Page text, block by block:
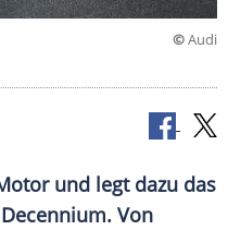
©Audi
und legt dazu das
Von